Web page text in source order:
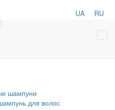
UA RU
шампуни
для волос